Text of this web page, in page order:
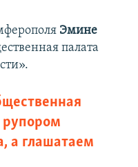
Эмине
палата
рупором
а глашатаем